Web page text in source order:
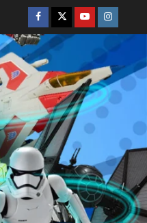
Facebook
TwitterYoutube